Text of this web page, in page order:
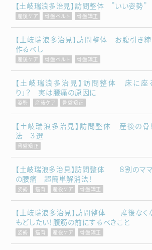
【土岐瑞浪多治見】訪問整体 ”いい姿勢”
産後ケア 骨盤ベルト 骨盤矯正
【土岐瑞浪多治見】訪問整体 お腹引き
作るべし
産後ケア 骨盤ベルト 骨盤矯正
【土岐瑞浪多治見】訪問整体 床に座
り」？ 実は腰痛の原因に
姿勢 産後ケア 骨盤矯正
【土岐瑞浪多治見】訪問整体 産後の骨
法 ３選
骨盤矯正
【土岐瑞浪多治見】訪問整体 ８割のマ
の腰痛 超簡単解消法！
姿勢 猫背 産後ケア 骨盤矯正
【土岐瑞浪多治見】訪問整体 産後なく
もどしたい！腹筋の前にするべきこと
姿勢 猫背 産後ケア 骨盤矯正